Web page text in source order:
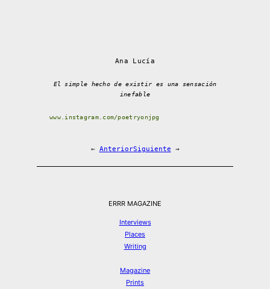
Ana Lucía
El simple hecho de existir es una sensación
inefable
www.instagram.com/poetryonjpg
← AnteriorSiguiente →
ERRR MAGAZINE
Interviews
Places
Writing
Magazine
Prints